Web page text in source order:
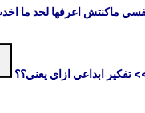
ماكنتش اعرفها لحد ما
تفكير ابداعي ازاي يعني؟؟